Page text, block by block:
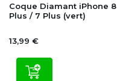
Coque Diamant iPhone 8
Plus / 7 Plus (vert)
13,99 €